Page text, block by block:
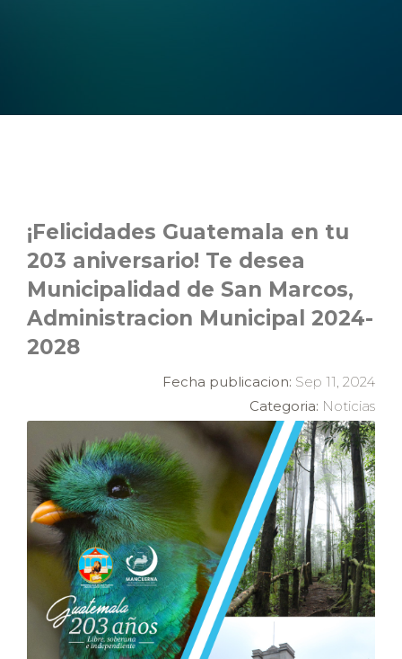
¡Felicidades Guatemala en tu
203 aniversario! Te desea
Municipalidad de San Marcos,
Administracion Municipal 2024-
2028
Fecha publicacion: Sep 11, 2024
Categoria: Noticias